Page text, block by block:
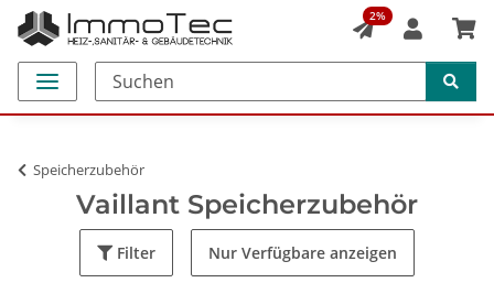
2%
Speicherzubehör
Vaillant Speicherzubehör
Filter Nur Verfügbare anzeigen